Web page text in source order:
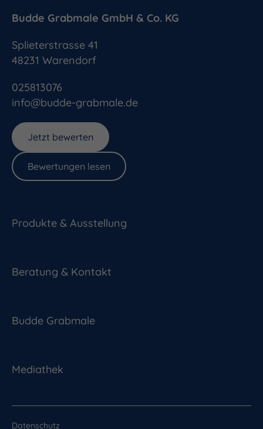
Budde Grabmale GmbH & Co. KG
info@budde-grabmale.de
025813076
Splieterstrasse 41
48231 Warendorf
Jetzt bewerten
Bewertungen lesen
Produkte & Ausstellung
Beratung & Kontakt
Budde Grabmale
Mediathek
Datenschutz